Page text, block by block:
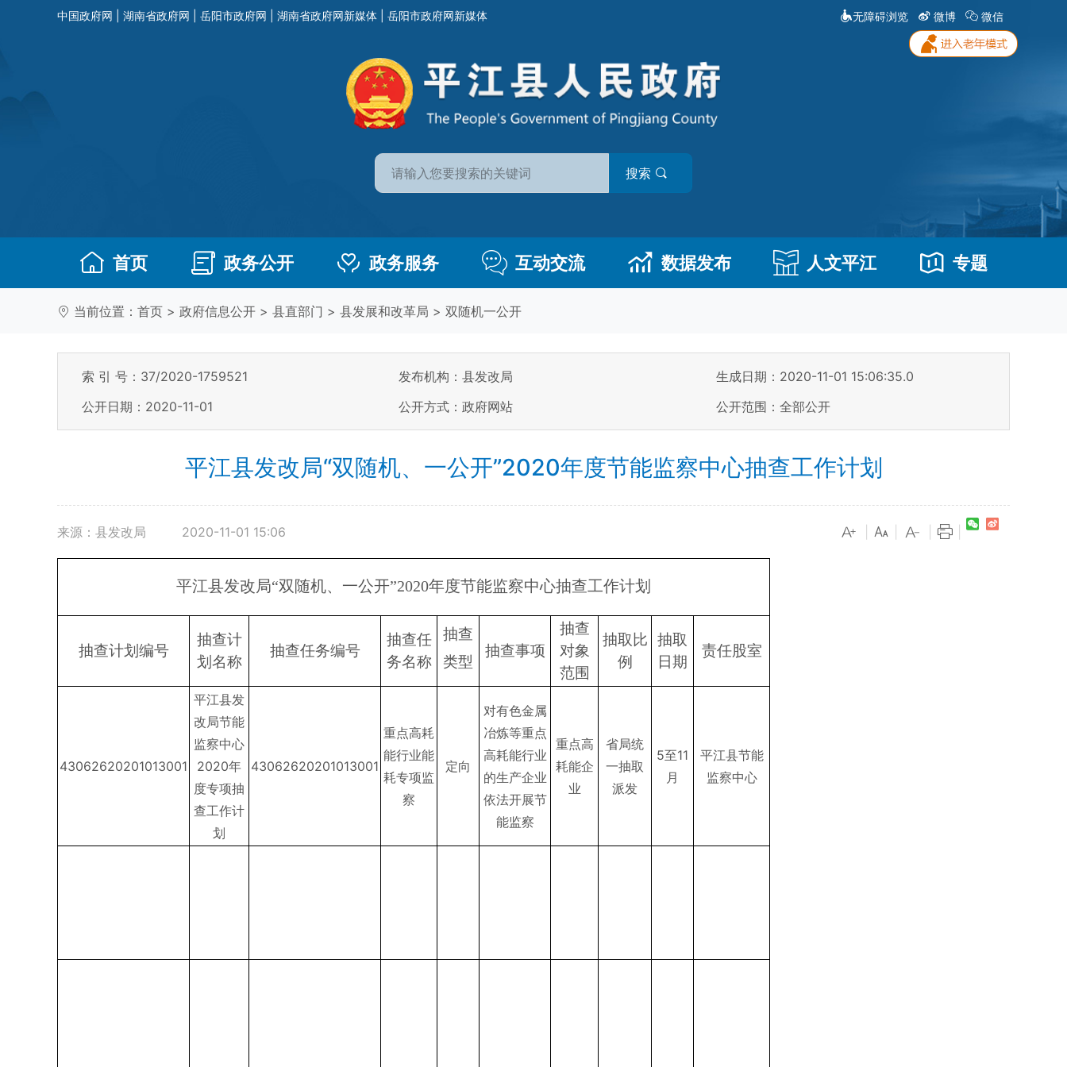
中国政府网 湖南省政府网 岳阳市政府网 湖南省政府网新媒体 岳阳市政府网新媒体 无障碍浏览 微博 微信
搜索
首页 政务公开 政务服务 互动交流 数据发布 人文平江 专题
当前位置： 首页 > 政府信息公开 > 县直部门 > 县发展和改革局 > 双随机一公开
索 引 号：37/2020-1759521 发布机构：县发改局
生成日期：2020-11-01 15:06:35.0
公开日期：2020-11-01
公开方式：政府网站 公开范围：全部公开
平江县发改局“双随机、一公开”2020年度节能监察中心抽查工作计划
来源：县发改局 2020-11-01 15:06
平江县发改局“双随机、一公开”2020年度节能监察中心抽查工作计划
抽查计划编号
抽查计
划名称
抽查任务编号
抽查任
务名称
抽查
类型
抽查事项
抽查
对象
范围
抽取比
例
抽取
日期
责任股室
43062620201013001
平江县发
改局节能
监察中心
2020年
度专项抽
查工作计
划
43062620201013001
重点高耗
能行业能
耗专项监
察
定向
对有色金属
冶炼等重点
高耗能行业
的生产企业
依法开展节
能监察
重点高
耗能企
业
省局统
一抽取
派发
5至11
月
平江县节能
监察中心